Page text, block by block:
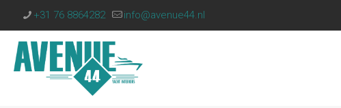
+31 76 8864282 info@avenue44.nl